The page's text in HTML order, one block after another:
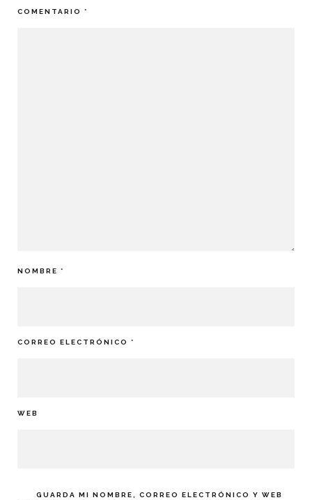
COMENTARIO *
NOMBRE *
CORREO ELECTRÓNICO *
WEB
GUARDA MI NOMBRE, CORREO ELECTRÓNICO Y WEB